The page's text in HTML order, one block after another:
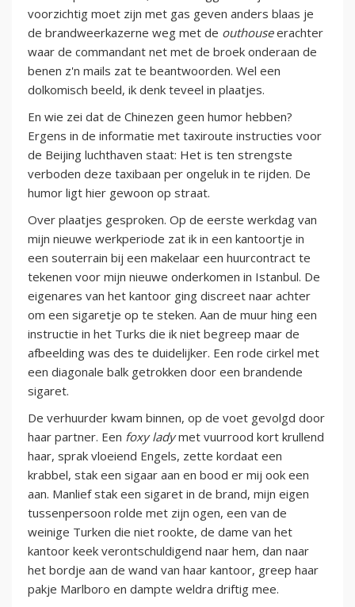
voorzichtig moet zijn met gas geven anders blaas je
de brandweerkazerne weg met de outhouseerachter
waar de commandant net met de broek onderaan de
benen z'n mails zat te beantwoorden. Wel een
dolkomisch beeld, ik denk teveel in plaatjes.
En wie zei dat de Chinezen geen humor hebben?
Ergens in de informatie met taxiroute instructies voor
de Beijing luchthaven staat: Het is ten strengste
verboden deze taxibaan per ongeluk in te rijden. De
humor ligt hier gewoon op straat.
Over plaatjes gesproken. Op de eerste werkdag van
mijn nieuwe werkperiode zat ik in een kantoortje in
een souterrain bij een makelaar een huurcontract te
tekenen voor mijn nieuwe onderkomen in Istanbul. De
eigenares van het kantoor ging discreet naar achter
om een sigaretje op te steken. Aan de muur hing een
instructie in het Turks die ik niet begreep maar de
afbeelding was des te duidelijker. Een rode cirkel met
een diagonale balk getrokken door een brandende
sigaret.
De verhuurder kwam binnen, op de voet gevolgd door
haar partner. Een foxy ladymet vuurrood kort krullend
haar, sprak vloeiend Engels, zette kordaat een
krabbel, stak een sigaar aan en bood er mij ook een
aan. Manlief stak een sigaret in de brand, mijn eigen
tussenpersoon rolde met zijn ogen, een van de
weinige Turken die niet rookte, de dame van het
kantoor keek verontschuldigend naar hem, dan naar
het bordje aan de wand van haar kantoor, greep haar
pakje Marlboro en dampte weldra driftig mee.